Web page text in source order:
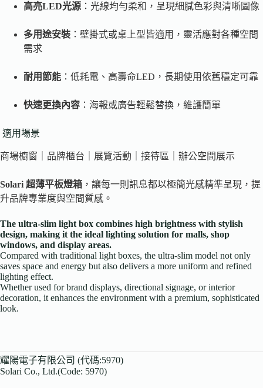
高亮LED光源 ：光線均勻柔和，呈現細膩色彩與清晰圖像
多用途安裝 ：壁掛式或桌上型皆適用，靈活應對各種空間
需求
耐用節能 ：低耗電、高壽命LED，長期使用依舊穩定可靠
快速更換內容 ：海報或廣告輕鬆替換，維護簡單
適用場景
商場櫥窗｜品牌櫃台｜展覽活動｜接待區｜辦公空間展示
Solari 超薄平板燈箱 ，讓每一則訊息都以極簡光感精準呈現，提
升品牌專業度與空間質感。
The ultra-slim light box combines high brightness with stylish
design, making it the ideal lighting solution for malls, shop
windows, and display areas.
Compared with traditional light boxes, the ultra-slim model not only
saves space and energy but also delivers a more uniform and refined
lighting effect.
Whether used for brand displays, directional signage, or interior
decoration, it enhances the environment with a premium, sophisticated
look.
耀陽電子有限公司 (代碼:5970)
Solari Co., Ltd.(Code: 5970)